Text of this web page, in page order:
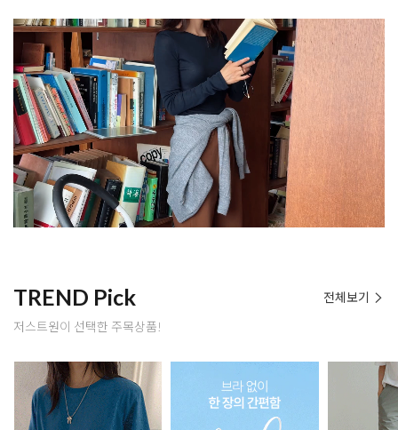
TREND Pick
저스트원이 선택한 주목상품!
전체보기